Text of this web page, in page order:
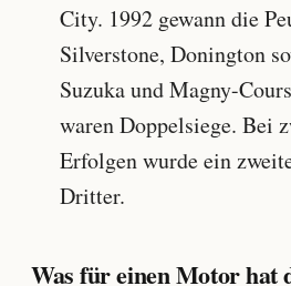
City. 1992 gewann die
Silverstone, Donington
Suzuka und Magny-
waren Doppelsiege. Bei
Erfolgen wurde ein
Dritter.
Was für einen Motor hat